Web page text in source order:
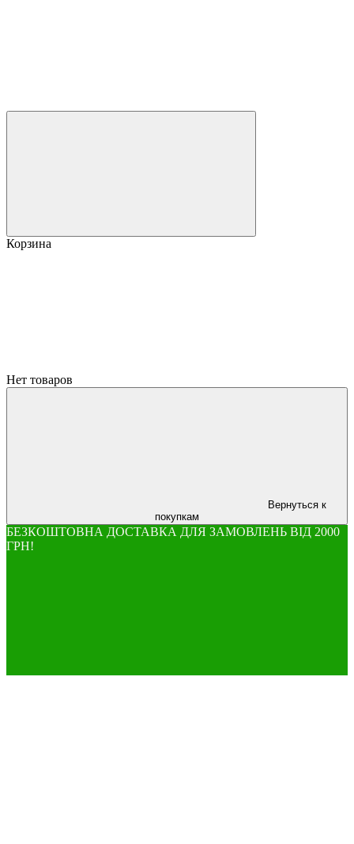
Корзина
Нет товаров
Вернуться к
покупкам
БЕЗКОШТОВНА ДОСТАВКА ДЛЯ ЗАМОВЛЕНЬ ВІД 2000
ГРН!